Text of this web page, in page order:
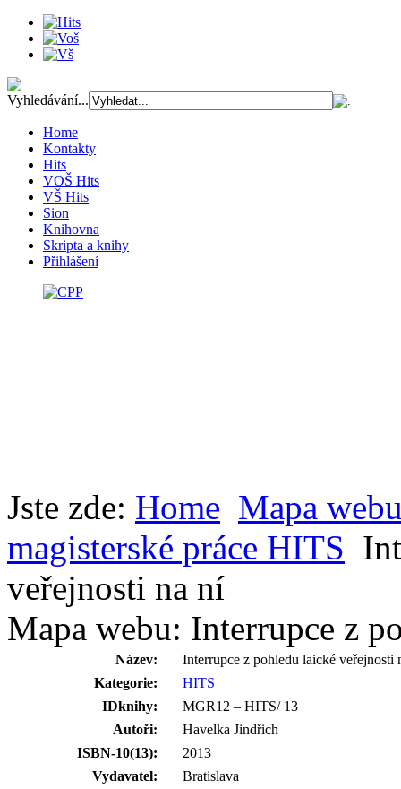
Vyhledávání...
Home
Kontakty
Hits
VOŠ Hits
VŠ Hits
Sion
Knihovna
Skripta a knihy
Přihlášení
Jste zde: Home Mapa
magisterské práce HITS
veřejnosti na ní
Mapa webu: Interrupce z
Název:
Interrupce z pohledu laické veřejnosti
Kategorie:
HITS
IDknihy:
MGR12 – HITS/ 13
Autoři:
Havelka Jindřich
ISBN-10(13):
2013
Vydavatel:
Bratislava